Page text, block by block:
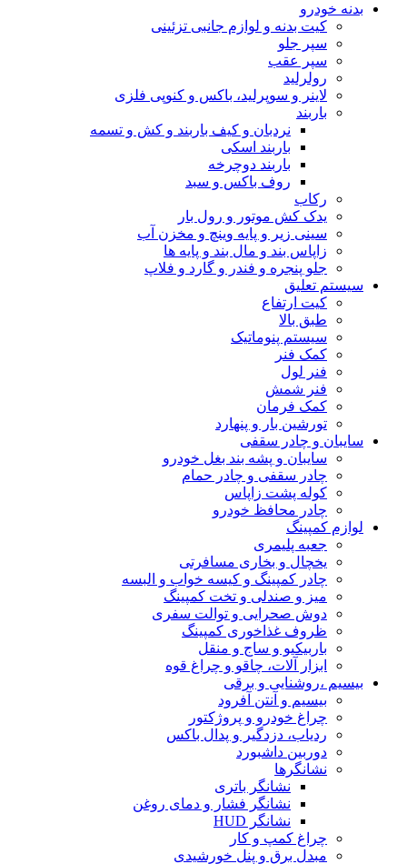
بدنه خودرو
کیت بدنه و لوازم جانبی تزئینی
سپر جلو
سپر عقب
رولرلید
لاینر و سوپرلید، باکس و کنوپی فلزی
باربند
نردبان و کیف باربند و کش و تسمه
باربند اسکی
باربند دوچرخه
روف باکس و سبد
رکاب
یدک کش موتور و رول بار
سینی زیر و پایه وینچ و مخزن آب
زاپاس بند و مال بند و پایه ها
جلو پنجره و فندر و گارد و فلاپ
سیستم تعلیق
کیت ارتفاع
طبق بالا
سیستم پنوماتیک
کمک فنر
فنر لول
فنر شمش
کمک فرمان
تورشین بار و پنهارد
سایبان و چادر سقفی
سایبان و پشه بند بغل خودرو
چادر سقفی و چادر حمام
کوله پشت زاپاس
چادر محافظ خودرو
لوازم کمپینگ
جعبه پلیمری
یخچال و بخاری مسافرتی
چادر کمپینگ و کیسه خواب و البسه
میز و صندلی و تخت کمپینگ
دوش صحرایی و توالت سفری
ظروف غذاخوری کمپینگ
باربیکیو و ساج و منقل
ابزار آلات، چاقو و چراغ قوه
بیسیم ،روشنایی و برقی
بیسیم و آنتن آفرود
چراغ خودرو و پروژکتور
ردیاب، دزدگیر و پدال باکس
دوربین داشبورد
نشانگرها
نشانگر باتری
نشانگر فشار و دمای روغن
نشانگر HUD
چراغ کمپ و کار
مبدل برق و پنل خورشیدی